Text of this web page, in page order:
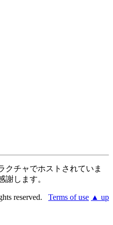
クチャでホストされていま
謝します。
reserved. Terms of use ▲ up